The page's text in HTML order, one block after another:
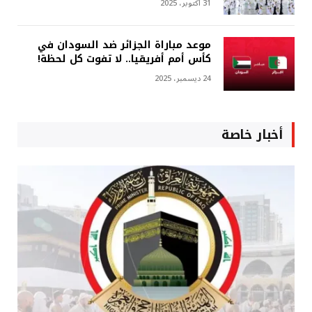
موعد مباراة الجزائر ضد السودان في
كأس أمم أفريقيا.. لا تفوت كل لحظة!
24 ديسمبر، 2025
أخبار خاصة